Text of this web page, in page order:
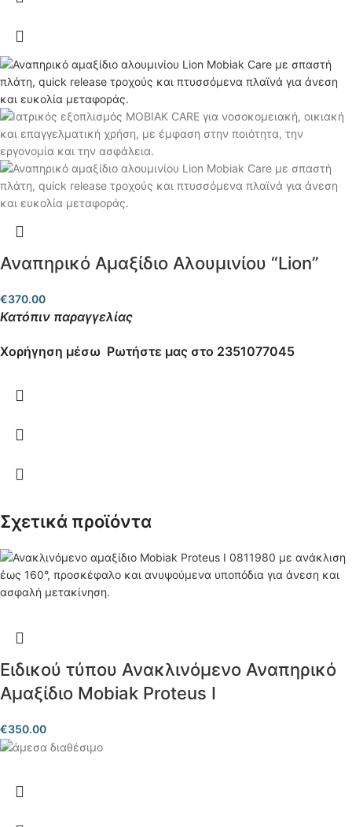
Αναπηρικό Αμαξίδιο Αλουμινίου “Lion”
€370.00
Κατόπιν παραγγελίας
Χορήγηση μέσω Ρωτήστε μας στο 2351077045
Σχετικά προϊόντα
Ειδικού τύπου Ανακλινόμενο Αναπηρικό
Αμαξίδιο Mobiak Proteus I
€350.00